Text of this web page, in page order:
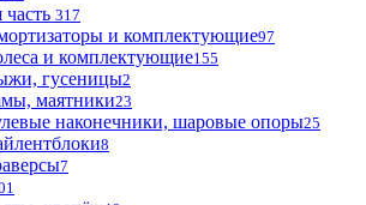
часть 317
и комплектующие97
и комплектующие155
гусеницы2
маятники23
наконечники, шаровые опоры25
8
7